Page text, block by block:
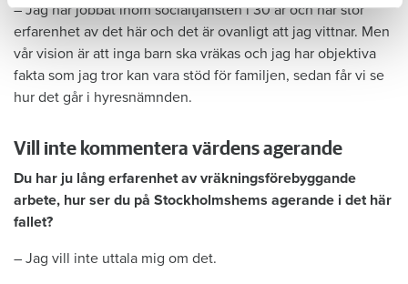
– Jag har jobbat inom socialtjänsten i 30 år och har stor
erfarenhet av det här och det är ovanligt att jag vittnar. Men
vår vision är att inga barn ska vräkas och jag har objektiva
fakta som jag tror kan vara stöd för familjen, sedan får vi se
hur det går i hyresnämnden.
Vill inte kommentera värdens agerande
Du har ju lång erfarenhet av vräkningsförebyggande
arbete, hur ser du på Stockholmshems agerande i det här
fallet?
– Jag vill inte uttala mig om det.